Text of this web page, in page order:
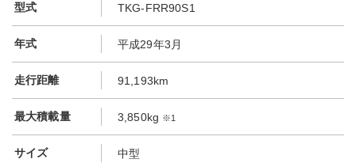
型式 TKG-FRR90S1
年式 平成29年3月
走行距離 91,193km
最大積載量 3,850kg ※1
サイズ 中型